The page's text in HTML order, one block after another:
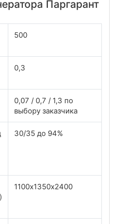
Паргарант
500
0,3
0,07 / 0,7 / 1,3 по
выбору заказчика
30/35 до 94%
1100х1350х2400